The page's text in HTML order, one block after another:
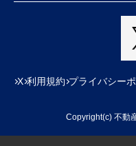
X 利用規約 プライバシー
Copyright(c) 不動